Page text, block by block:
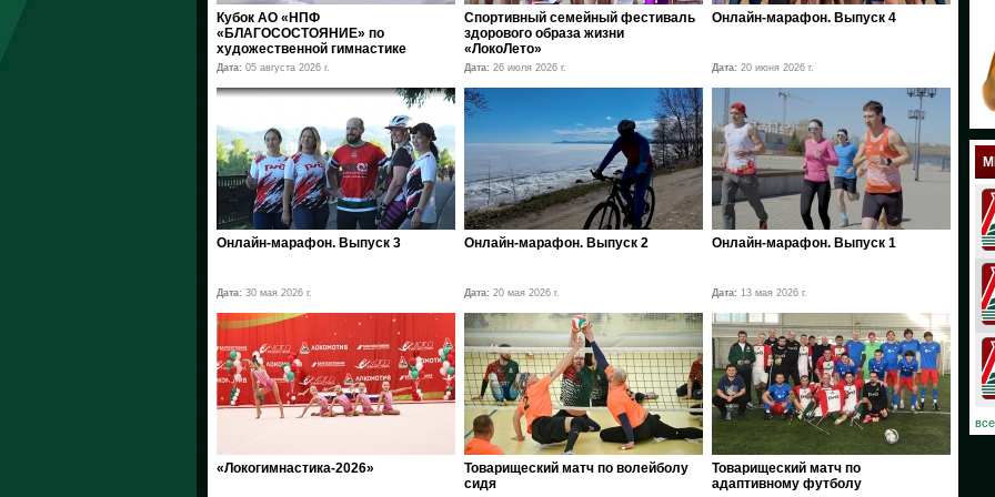
Кубок АО «НПФ
«БЛАГОСОСТОЯНИЕ» по
художественной гимнастике
Дата: 05 августа 2026 г.
Спортивный семейный фестиваль
здорового образа жизни
«ЛокоЛето»
Дата: 26 июля 2026 г.
Онлайн-марафон. Выпуск 4
Дата: 20 июня 2026 г.
Онлайн-марафон. Выпуск 3
Дата: 30 мая 2026 г.
Онлайн-марафон. Выпуск 2
Дата: 20 мая 2026 г.
Онлайн-марафон. Выпуск 1
Дата: 13 мая 2026 г.
«Локогимнастика-2026»
Товарищеский матч по волейболу
сидя
Товарищеский матч по
адаптивному футболу